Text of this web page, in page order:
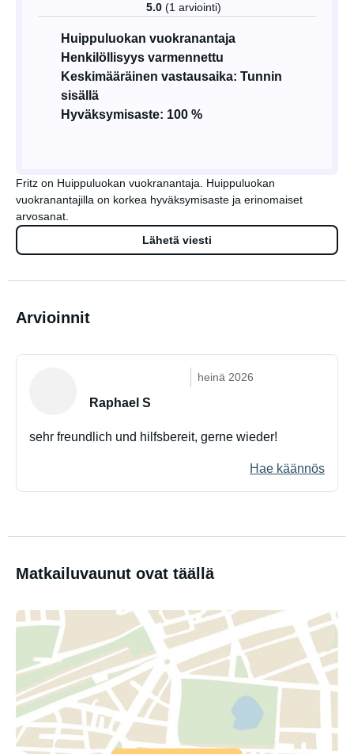
5.0 (1 arviointi)
Huippuluokan vuokranantaja
Henkilöllisyys varmennettu
Keskimääräinen vastausaika: Tunnin
sisällä
Hyväksymisaste: 100 %
Fritz on Huippuluokan vuokranantaja. Huippuluokan
vuokranantajilla on korkea hyväksymisaste ja erinomaiset
arvosanat.
Lähetä viesti
Arvioinnit
heinä 2026
Raphael S
sehr freundlich und hilfsbereit, gerne wieder!
Hae käännös
Matkailuvaunut ovat täällä